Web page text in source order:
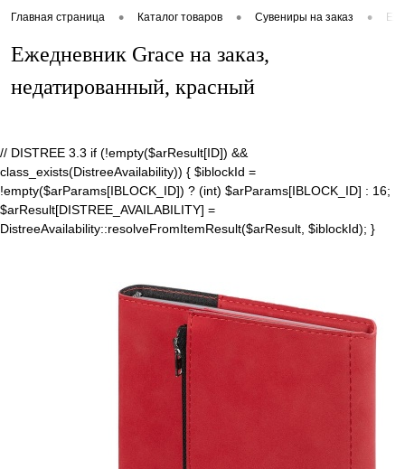
Главная страница • Каталог товаров • Сувениры на заказ •
Ежедневник Grace на заказ,
недатированный, красный
// DISTREE 3.3 if (!empty($arResult[ID]) &&
class_exists(DistreeAvailability)) { $iblockId =
!empty($arParams[IBLOCK_ID]) ? (int) $arParams[IBLOCK_ID] : 16;
$arResult[DISTREE_AVAILABILITY] =
DistreeAvailability::resolveFromItemResult($arResult, $iblockId); }